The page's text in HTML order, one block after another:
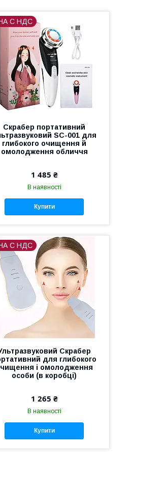
С НДС
Скрабер портативний
SC-001 для
глибокого очищення й
омолодження обличчя
1 485 ₴
В наявності
Купити
С НДС
Скрабер
для глибокого
і омолодження
особи (в коробці)
1 265 ₴
В наявності
Купити